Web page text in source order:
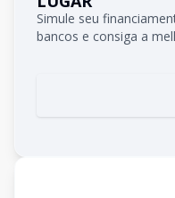
Simule seu
bancos e consiga a